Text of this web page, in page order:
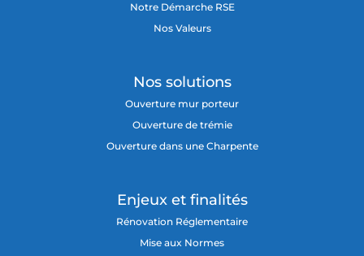
Notre Démarche RSE
Nos Valeurs
Nos solutions
Ouverture mur porteur
Ouverture de trémie
Ouverture dans une Charpente
Enjeux et finalités
Rénovation Réglementaire
Mise aux Normes